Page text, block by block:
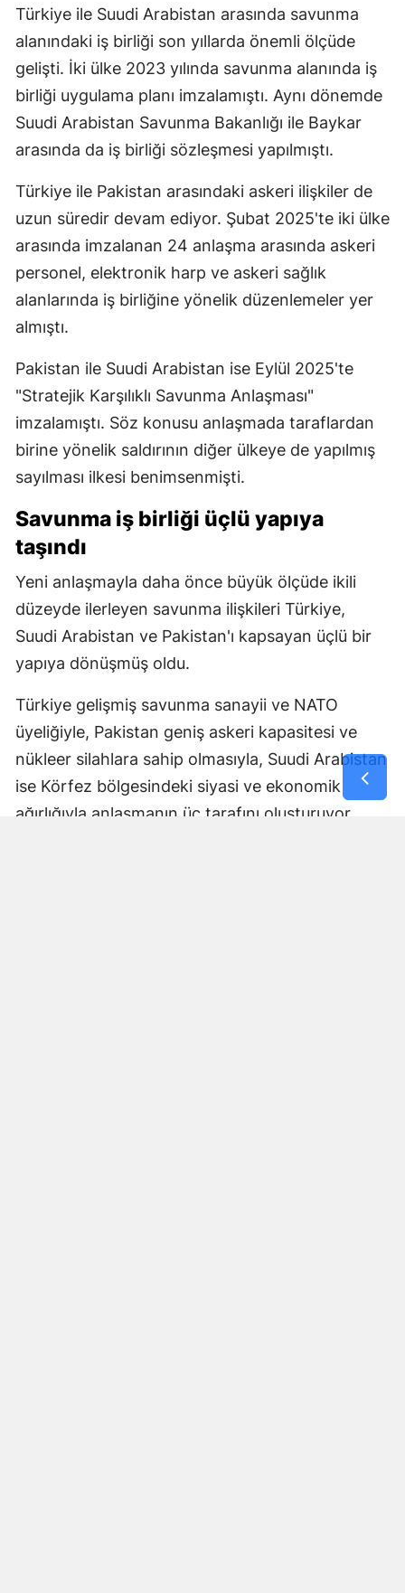
Türkiye ile Suudi Arabistan arasında savunma
alanındaki iş birliği son yıllarda önemli ölçüde
gelişti. İki ülke 2023 yılında savunma alanında iş
birliği uygulama planı imzalamıştı. Aynı dönemde
Suudi Arabistan Savunma Bakanlığı ile Baykar
arasında da iş birliği sözleşmesi yapılmıştı.
Türkiye ile Pakistan arasındaki askeri ilişkiler de
uzun süredir devam ediyor. Şubat 2025'te iki ülke
arasında imzalanan 24 anlaşma arasında askeri
personel, elektronik harp ve askeri sağlık
alanlarında iş birliğine yönelik düzenlemeler yer
almıştı.
Pakistan ile Suudi Arabistan ise Eylül 2025'te
"Stratejik Karşılıklı Savunma Anlaşması"
imzalamıştı. Söz konusu anlaşmada taraflardan
birine yönelik saldırının diğer ülkeye de yapılmış
sayılması ilkesi benimsenmişti.
Savunma iş birliği üçlü yapıya
taşındı
Yeni anlaşmayla daha önce büyük ölçüde ikili
düzeyde ilerleyen savunma ilişkileri Türkiye,
Suudi Arabistan ve Pakistan'ı kapsayan üçlü bir
yapıya dönüşmüş oldu.
Türkiye gelişmiş savunma sanayii ve NATO
üyeliğiyle, Pakistan geniş askeri kapasitesi ve
nükleer silahlara sahip olmasıyla, Suudi Arabistan
ise Körfez bölgesindeki siyasi ve ekonomik
ağırlığıyla anlaşmanın üç tarafını oluşturuyor.